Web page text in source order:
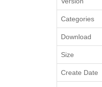
Categories
Download
Size
Create Date